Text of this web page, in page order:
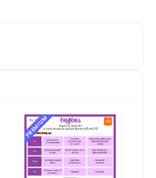
PREMIUM